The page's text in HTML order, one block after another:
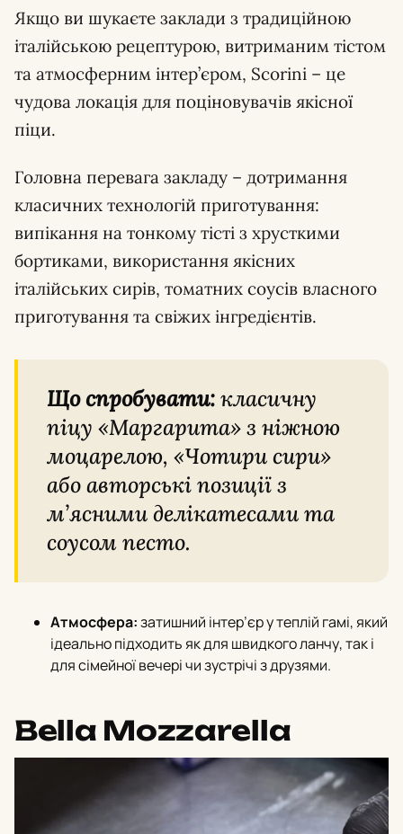
Якщо ви шукаєте заклади з традиційною
італійською рецептурою, витриманим тістом
та атмосферним інтер’єром, Scorini – це
чудова локація для поціновувачів якісної
піци.
Головна перевага закладу – дотримання
класичних технологій приготування:
випікання на тонкому тісті з хрусткими
бортиками, використання якісних
італійських сирів, томатних соусів власного
приготування та свіжих інгредієнтів.
Що спробувати:класичну
піцу «Маргарита» з ніжною
моцарелою, «Чотири сири»
або авторські позиції з
м’ясними делікатесами та
соусом песто.
Атмосфера:затишний інтер’єр у теплій гамі, який
ідеально підходить як для швидкого ланчу, так і
для сімейної вечері чи зустрічі з друзями.
Bella Mozzarella